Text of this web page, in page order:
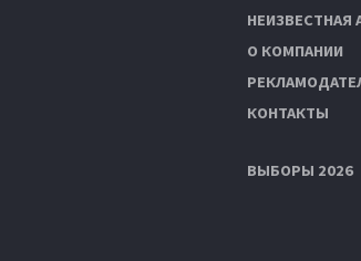
НЕИЗВЕСТНАЯ
О КОМПАНИИ
КОНТАКТЫ
ВЫБОРЫ 2026